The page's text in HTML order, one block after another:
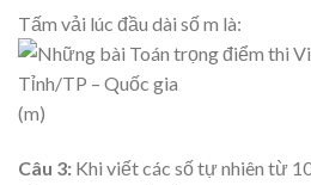
Tấm vải lúc đầu dài số m là:
(m)
Câu 3: Khi viết các số tự nhiên từ